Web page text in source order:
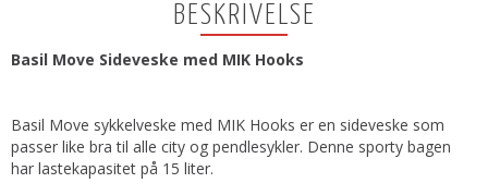
BESKRIVELSE
Basil Move Sideveske med MIK Hooks
Basil Move sykkelveske med MIK Hooks er en sideveske som
passer like bra til alle city og pendlesykler. Denne sporty bagen
har lastekapasitet på 15 liter.